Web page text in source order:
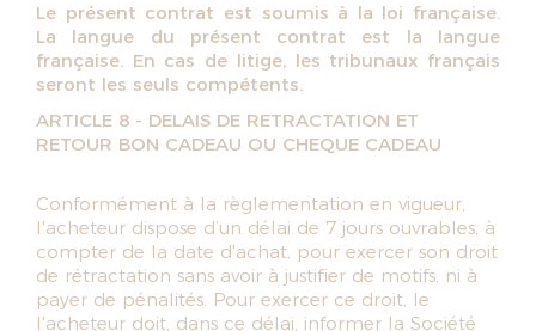
Le présent contrat est soumis à la loi française.
La langue du présent contrat est la langue
française. En cas de litige, les tribunaux français
seront les seuls compétents.
ARTICLE 8 - DELAIS DE RETRACTATION ET
RETOUR BON CADEAU OU CHEQUE CADEAU
Conformément à la règlementation en vigueur,
l'acheteur dispose d’un délai de 7 jours ouvrables, à
compter de la date d'achat, pour exercer son droit
de rétractation sans avoir à justifier de motifs, ni à
payer de pénalités. Pour exercer ce droit, le
l'acheteur doit, dans ce délai, informer la Société